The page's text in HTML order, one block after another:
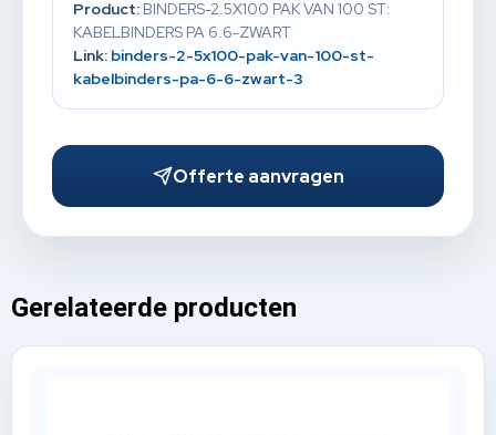
Product: BINDERS-2.5X100 PAK VAN 100 ST:
KABELBINDERS PA 6.6-ZWART
Link: binders-2-5x100-pak-van-100-st-
kabelbinders-pa-6-6-zwart-3
Offerte aanvragen
Gerelateerde producten